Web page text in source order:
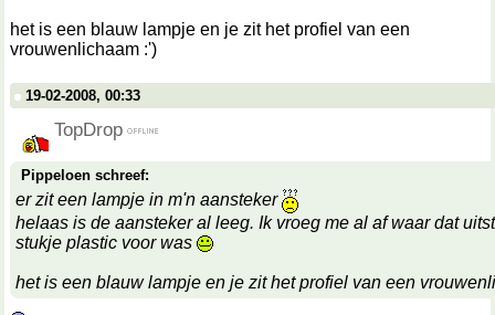
het is een blauw lampje en je zit het profiel van een
vrouwenlichaam :')
19-02-2008, 00:33
TopDrop
Pippeloen schreef:
er zit een lampje in m'n aansteker
helaas is de aansteker al leeg. Ik vroeg me al af waar dat
stukje plastic voor was
het is een blauw lampje en je zit het profiel van een